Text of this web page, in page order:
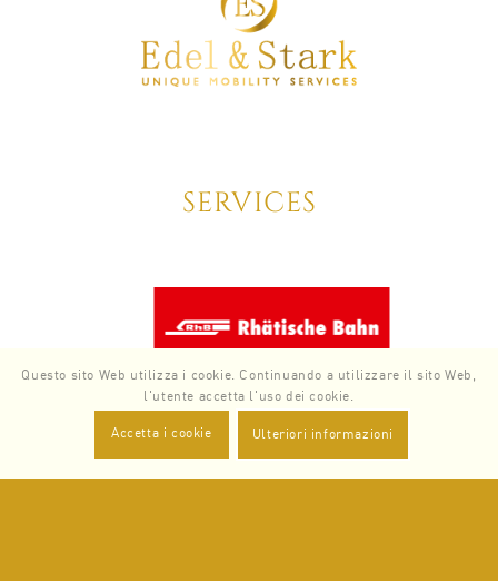
SERVICES
Zurück Weiter
Questo sito Web utilizza i cookie. Continuando a utilizzare il sito Web,
l'utente accetta l'uso dei cookie.
Accetta i cookie Ulteriori informazioni